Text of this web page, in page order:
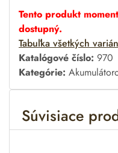
Tento produkt
dostupný.
A
l
t
e
n
a
Tabuľka všetkých
Katalógové číslo: 970
Kategórie:
Súvisiace